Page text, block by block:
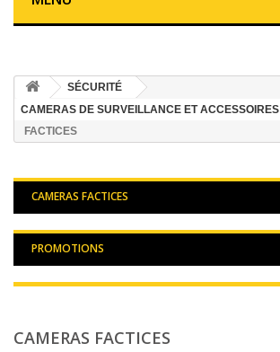
SÉCURITÉ
CAMERAS DE SURVEILLANCE ET ACCESSOIRES
FACTICES
CAMERAS FACTICES
PROMOTIONS
CAMERAS FACTICES